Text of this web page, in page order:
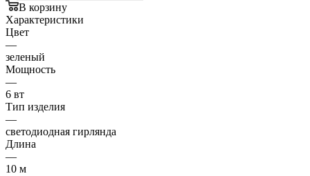
В корзину
Характеристики
Цвет
—
зеленый
Мощность
—
6 вт
Тип изделия
—
светодиодная гирлянда
Длина
—
10 м